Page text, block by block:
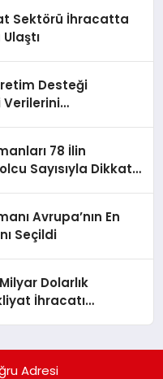
Sektörü İhracatta
Desteği
Verilerini
78 İlin
Sayısıyla Dikkat
Avrupa’nın En
Seçildi
Dolarlık
İhracatı
Adresi